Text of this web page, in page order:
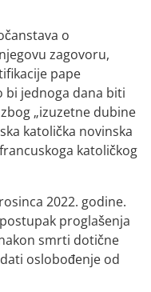
o
zagovoru,
pape
bi jednoga dana biti
„izuzetne dubine
katolička novinska
katoličkog
2022. godine.
proglašenja
smrti dotične
oslobođenje od